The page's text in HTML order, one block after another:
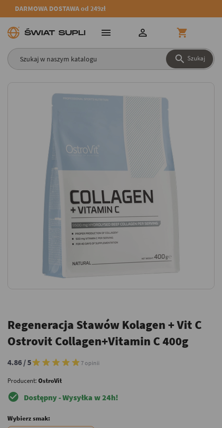
DARMOWA DOSTAWA od 249zł
 Szukaj
  
Regeneracja Stawów Kolagen + Vit C
Ostrovit Collagen+Vitamin C 400g
4.86 / 5 7 opinii
Producent:OstroVit
check_circle Dostępny - Wysyłka w 24h!
Wybierz smak: